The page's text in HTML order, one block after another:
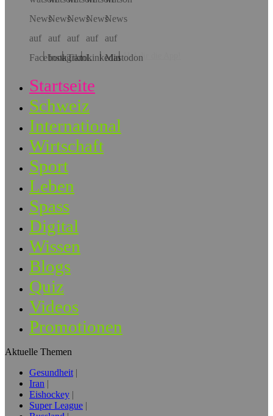
Hol dir die App!
Startseite
Schweiz
International
Wirtschaft
Sport
Leben
Spass
Digital
Wissen
Blogs
Quiz
Videos
Promotionen
Aktuelle Themen
Gesundheit
Iran
Eishockey
Super League